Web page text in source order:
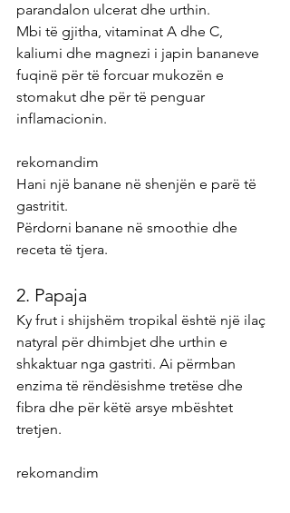
parandalon ulcerat dhe urthin.
Mbi të gjitha, vitaminat A dhe C,
kaliumi dhe magnezi i japin bananeve
fuqinë për të forcuar mukozën e
stomakut dhe për të penguar
inflamacionin.
rekomandim
Hani një banane në shenjën e parë të
gastritit.
Përdorni banane në smoothie dhe
receta të tjera.
2. Papaja
Ky frut i shijshëm tropikal është një ilaç
natyral për dhimbjet dhe urthin e
shkaktuar nga gastriti. Ai përmban
enzima të rëndësishme tretëse dhe
fibra dhe për këtë arsye mbështet
tretjen.
rekomandim